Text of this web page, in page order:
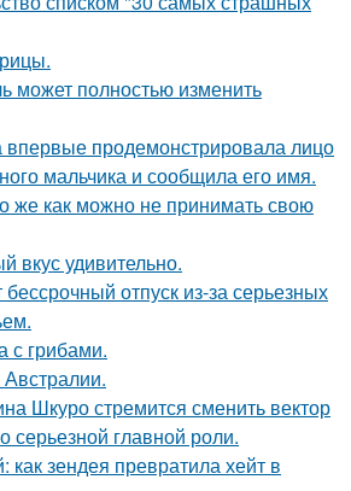
может полностью изменить
продемонстрировала лицо
мальчика и сообщила его имя.
же как можно не принимать свою
вкус удивительно.
отпуск из-за серьезных
с грибами.
Шкуро стремится сменить вектор
серьезной главной роли.
как зендея превратила хейт в